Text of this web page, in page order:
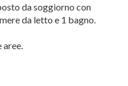
da soggiorno con
da letto e 1 bagno.